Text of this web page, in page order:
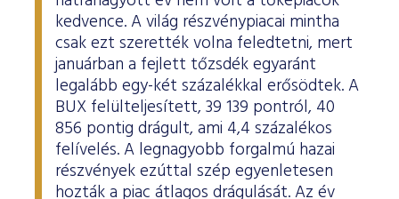
ESG Útmutató
kedvence. A világ részvénypiacai mintha
csak ezt szerették volna feledtetni, mert
januárban a fejlett tőzsdék egyaránt
legalább egy-két százalékkal erősödtek. A
BUX felülteljesített, 39 139 pontról, 40
856 pontig drágult, ami 4,4 százalékos
felívelés. A legnagyobb forgalmú hazai
részvények ezúttal szép egyenletesen
hozták a piac átlagos drágulását. Az év